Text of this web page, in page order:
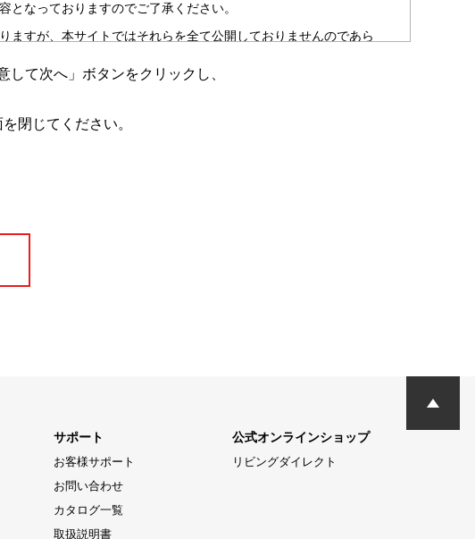
なっておりますのでご了承ください。
すが、本サイトではそれらを全て公開しておりませんのであら
して次へ」ボタンをクリックし、
閉じてください。
サポート
お客様サポート
お問い合わせ
カタログ一覧
取扱説明書
公式オンラインショップ
リビングダイレクト